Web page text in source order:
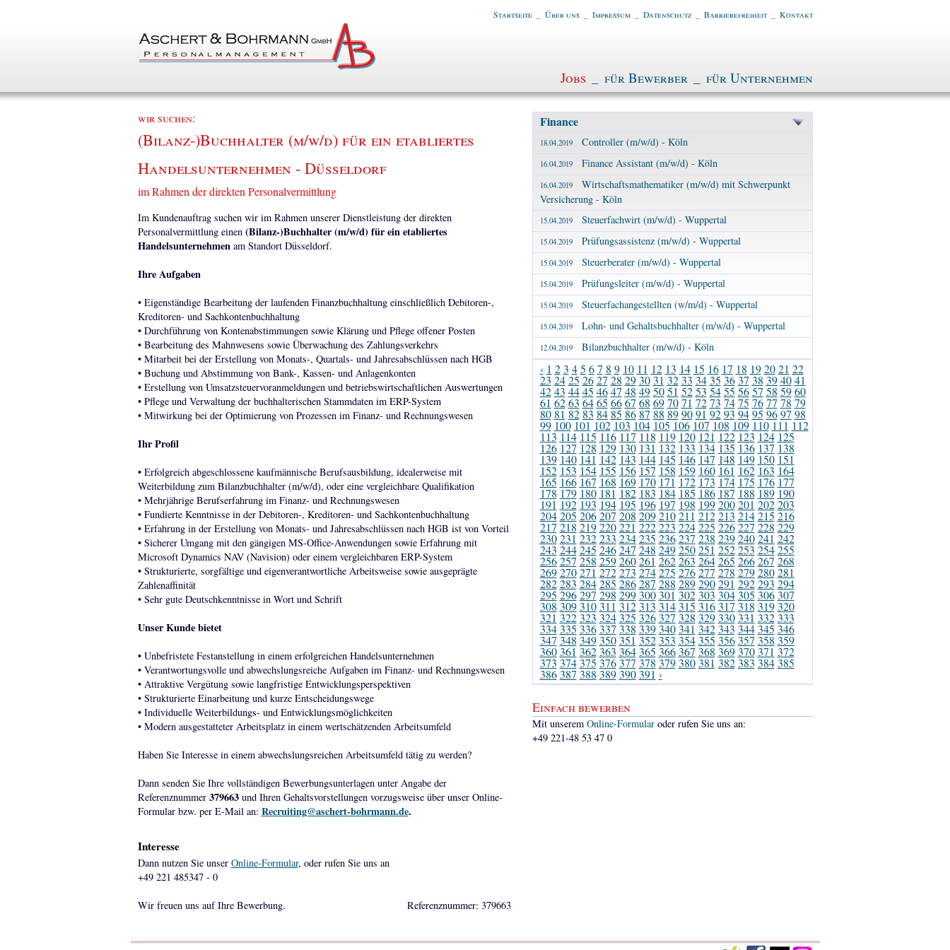
Startseite Über uns Impressum Datenschutz Barrierefreiheit Kontakt
Jobs für Bewerber für Unternehmen
wir suchen:
(Bilanz-)Buchhalter (m/w/d) für ein etabliertes
Handelsunternehmen - Düsseldorf
im Rahmen der direkten Personalvermittlung
Im Kundenauftrag suchen wir im Rahmen unserer Dienstleistung der direkten
Personalvermittlung einen (Bilanz-)Buchhalter (m/w/d) für ein etabliertes
Handelsunternehmenam Standort Düsseldorf.
Ihre Aufgaben
• Eigenständige Bearbeitung der laufenden Finanzbuchhaltung einschließlich Debitoren-,
Kreditoren- und Sachkontenbuchhaltung
• Durchführung von Kontenabstimmungen sowie Klärung und Pflege offener Posten
• Bearbeitung des Mahnwesens sowie Überwachung des Zahlungsverkehrs
• Mitarbeit bei der Erstellung von Monats-, Quartals- und Jahresabschlüssen nach HGB
• Buchung und Abstimmung von Bank-, Kassen- und Anlagenkonten
• Erstellung von Umsatzsteuervoranmeldungen und betriebswirtschaftlichen Auswertungen
• Pflege und Verwaltung der buchhalterischen Stammdaten im ERP-System
• Mitwirkung bei der Optimierung von Prozessen im Finanz- und Rechnungswesen
Ihr Profil
• Erfolgreich abgeschlossene kaufmännische Berufsausbildung, idealerweise mit
Weiterbildung zum Bilanzbuchhalter (m/w/d), oder eine vergleichbare Qualifikation
• Mehrjährige Berufserfahrung im Finanz- und Rechnungswesen
• Fundierte Kenntnisse in der Debitoren-, Kreditoren- und Sachkontenbuchhaltung
• Erfahrung in der Erstellung von Monats- und Jahresabschlüssen nach HGB ist von Vorteil
• Sicherer Umgang mit den gängigen MS-Office-Anwendungen sowie Erfahrung mit
Microsoft Dynamics NAV (Navision) oder einem vergleichbaren ERP-System
• Strukturierte, sorgfältige und eigenverantwortliche Arbeitsweise sowie ausgeprägte
Zahlenaffinität
• Sehr gute Deutschkenntnisse in Wort und Schrift
Unser Kunde bietet
• Unbefristete Festanstellung in einem erfolgreichen Handelsunternehmen
• Verantwortungsvolle und abwechslungsreiche Aufgaben im Finanz- und Rechnungswesen
• Attraktive Vergütung sowie langfristige Entwicklungsperspektiven
• Strukturierte Einarbeitung und kurze Entscheidungswege
• Individuelle Weiterbildungs- und Entwicklungsmöglichkeiten
• Modern ausgestatteter Arbeitsplatz in einem wertschätzenden Arbeitsumfeld
Haben Sie Interesse in einem abwechslungsreichen Arbeitsumfeld tätig zu werden?
Dann senden Sie Ihre vollständigen Bewerbungsunterlagen unter Angabe der
Referenznummer 379663und Ihren Gehaltsvorstellungen vorzugsweise über unser Online-
Formular bzw. per E-Mail an: Recruiting@aschert-bohrmann.de.
Interesse
Dann nutzen Sie unser Online-Formular, oder rufen Sie uns an
+49 221 485347 - 0
Wir freuen uns auf Ihre Bewerbung. Referenznummer: 379663
Finance
18.04.2019 Controller (m/w/d) - Köln
16.04.2019 Finance Assistant (m/w/d) - Köln
16.04.2019
Wirtschaftsmathematiker (m/w/d) mit Schwerpunkt
Versicherung - Köln
15.04.2019 Steuerfachwirt (m/w/d) - Wuppertal
15.04.2019 Prüfungsassistenz (m/w/d) - Wuppertal
15.04.2019 Steuerberater (m/w/d) - Wuppertal
15.04.2019 Prüfungsleiter (m/w/d) - Wuppertal
15.04.2019 Steuerfachangestellten (w/m/d) - Wuppertal
15.04.2019 Lohn- und Gehaltsbuchhalter (m/w/d) - Wuppertal
12.04.2019 Bilanzbuchhalter (m/w/d) - Köln
‹ 1 2 3 4 5 6 7 8 9 10 11 12 13 14 15 16 17 18 19 20 21 22
23 24 25 26 27 28 29 30 31 32 33 34 35 36 37 38 39 40 41
42 43 44 45 46 47 48 49 50 51 52 53 54 55 56 57 58 59 60
61 62 63 64 65 66 67 68 69 70 71 72 73 74 75 76 77 78 79
80 81 82 83 84 85 86 87 88 89 90 91 92 93 94 95 96 97 98
99 100 101 102 103 104 105 106 107 108 109 110 111 112
113 114 115 116 117 118 119 120 121 122 123 124 125
126 127 128 129 130 131 132 133 134 135 136 137 138
139 140 141 142 143 144 145 146 147 148 149 150 151
152 153 154 155 156 157 158 159 160 161 162 163 164
165 166 167 168 169 170 171 172 173 174 175 176 177
178 179 180 181 182 183 184 185 186 187 188 189 190
191 192 193 194 195 196 197 198 199 200 201 202 203
204 205 206 207 208 209 210 211 212 213 214 215 216
217 218 219 220 221 222 223 224 225 226 227 228 229
230 231 232 233 234 235 236 237 238 239 240 241 242
243 244 245 246 247 248 249 250 251 252 253 254 255
256 257 258 259 260 261 262 263 264 265 266 267 268
269 270 271 272 273 274 275 276 277 278 279 280 281
282 283 284 285 286 287 288 289 290 291 292 293 294
295 296 297 298 299 300 301 302 303 304 305 306 307
308 309 310 311 312 313 314 315 316 317 318 319 320
321 322 323 324 325 326 327 328 329 330 331 332 333
334 335 336 337 338 339 340 341 342 343 344 345 346
347 348 349 350 351 352 353 354 355 356 357 358 359
360 361 362 363 364 365 366 367 368 369 370 371 372
373 374 375 376 377 378 379 380 381 382 383 384 385
386 387 388 389 390 391 ›
Einfach bewerben
Mit unserem Online-Formularoder rufen Sie uns an:
+49 221-48 53 47 0